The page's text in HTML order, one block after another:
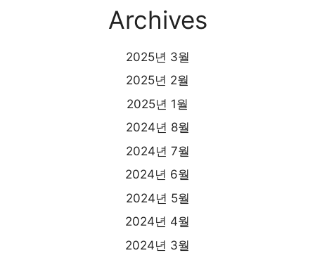
Archives
2025년 3월
2025년 2월
2025년 1월
2024년 8월
2024년 7월
2024년 6월
2024년 5월
2024년 4월
2024년 3월